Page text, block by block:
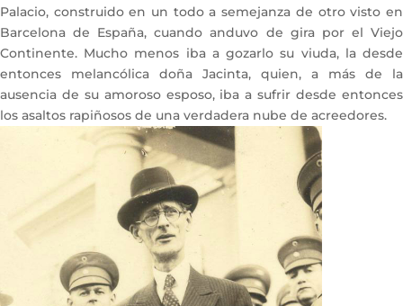
Palacio, construido en un todo a semejanza de otro visto en
Barcelona de España, cuando anduvo de gira por el Viejo
Continente. Mucho menos iba a gozarlo su viuda, la desde
entonces melancólica doña Jacinta, quien, a más de la
ausencia de su amoroso esposo, iba a sufrir desde entonces
los asaltos rapiñosos de una verdadera nube de acreedores.